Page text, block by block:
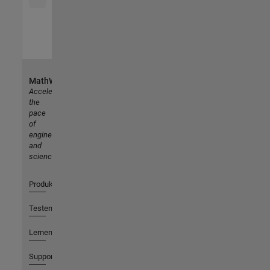
MathWorks
Accelerating
the
pace
of
engineering
and
science
Produkte
Testen oder Kaufen
Lernen
Support